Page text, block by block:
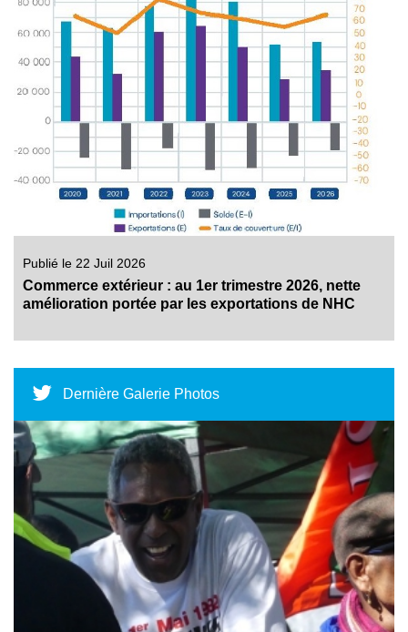
Publié le 22 Juil 2026
Commerce extérieur : au 1er trimestre 2026, nette
amélioration portée par les exportations de NHC
Dernière Galerie Photos